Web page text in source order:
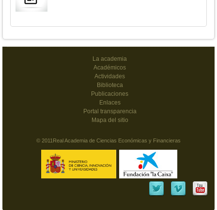
La academia
Académicos
Actividades
Biblioteca
Publicaciones
Enlaces
Portal transparencia
Mapa del sitio
© 2011Real Academia de Ciencias Económicas y Financieras